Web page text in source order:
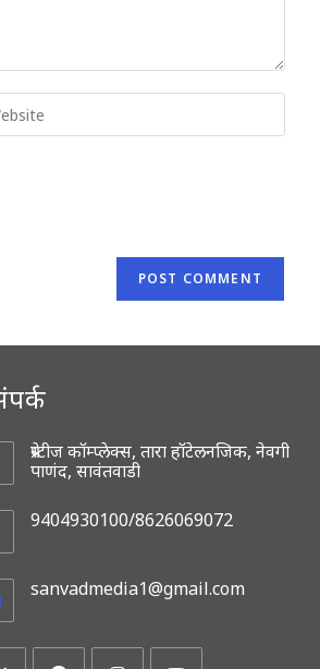
प्रेस्टीज कॉम्प्लेक्स, तारा हॉटेलनजिक, नेवगी
पाणंद, सावंतवाडी
9404930100/8626069072
sanvadmedia1@gmail.com